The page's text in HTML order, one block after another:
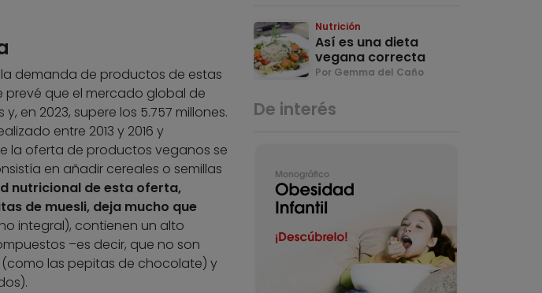
demanda de productos de estas
prevé que el mercado global de
en 2023, supere los 5.757 millones.
entre 2013 y 2016 y
la oferta de productos veganos se
en añadir cereales o semillas
nutricional de esta oferta,
de muesli, deja mucho que
integral), contienen un alto
–es decir, que no son
las pepitas de chocolate) y
Nutrición
Así es una dieta
vegana correcta
Por Gemma del Caño
De interés